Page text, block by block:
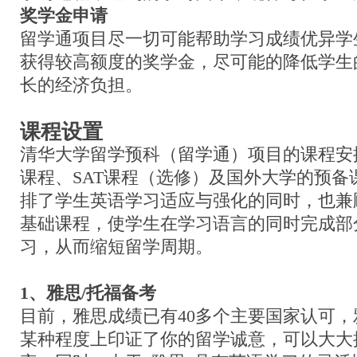
奖学金申请
留学通项目尽一切可能帮助学习成绩优异
获得较高额度的奖学金，尽可能的降低学
长的经济负担。
课程设置
清华大学留学预科（留学通）项目的课程
课程、SAT课程（选修）及国外大学的预备
排了学生英语学习适应与强化的同时，也
基础课程，使学生在学习语言的同时完成
习，从而缩短留学周期。
1、雅思/托福备考
目前，雅思成绩已有40多个主要国家认可
某种程度上印证了你的留学诚意，可以大